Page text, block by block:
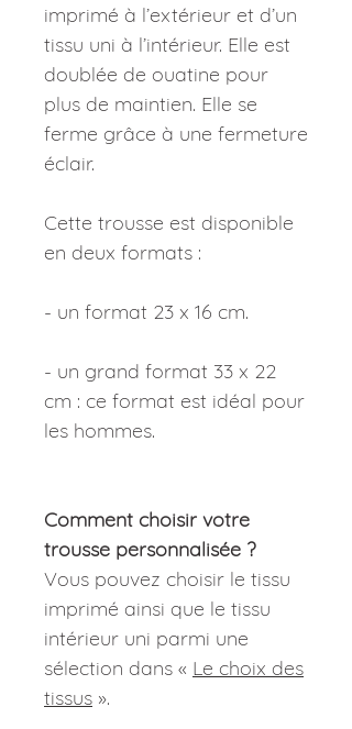
imprimé à l’extérieur et d’un
tissu uni à l’intérieur. Elle est
doublée de ouatine pour
plus de maintien. Elle se
ferme grâce à une fermeture
éclair.
Cette trousse est disponible
en deux formats :
- un format 23 x 16 cm.
- un grand format 33 x 22
cm : ce format est idéal pour
les hommes.
Comment choisir votre
trousse personnalisée ?
Vous pouvez choisir le tissu
imprimé ainsi que le tissu
intérieur uni parmi une
sélection dans « Le choix des
tissus ».